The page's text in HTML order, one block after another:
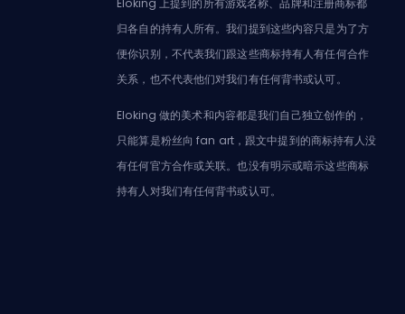
Eloking 上提到的所有游戏名称、品牌和注册商标都
归各自的持有人所有。我们提到这些内容只是为了方
便你识别，不代表我们跟这些商标持有人有任何合作
关系，也不代表他们对我们有任何背书或认可。
Eloking 做的美术和内容都是我们自己独立创作的，
只能算是粉丝向 fan art，跟文中提到的商标持有人没
有任何官方合作或关联。也没有明示或暗示这些商标
持有人对我们有任何背书或认可。